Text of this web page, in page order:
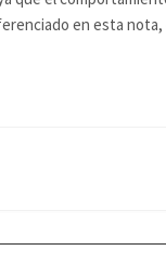
en esta nota,